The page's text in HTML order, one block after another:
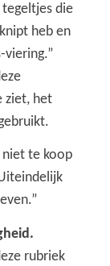
die
heb en
viering.”
ziet, het
niet te koop
rubriek